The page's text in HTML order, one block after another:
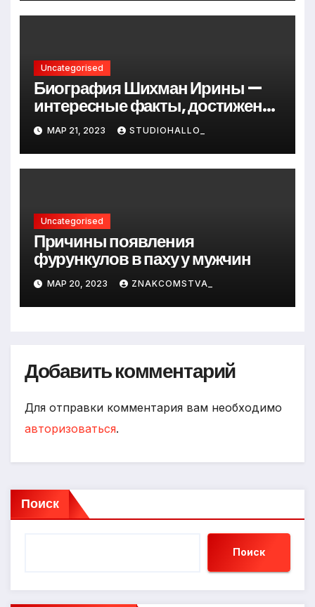
Uncategorised
Биография Шихман Ирины —
интересные факты, достижения
и путь к успеху
МАР 21, 2023 STUDIOHALLO_
Uncategorised
Причины появления
фурункулов в паху у мужчин
МАР 20, 2023 ZNAKCOMSTVA_
Добавить комментарий
Для отправки комментария вам необходимо
авторизоваться.
Поиск
Поиск